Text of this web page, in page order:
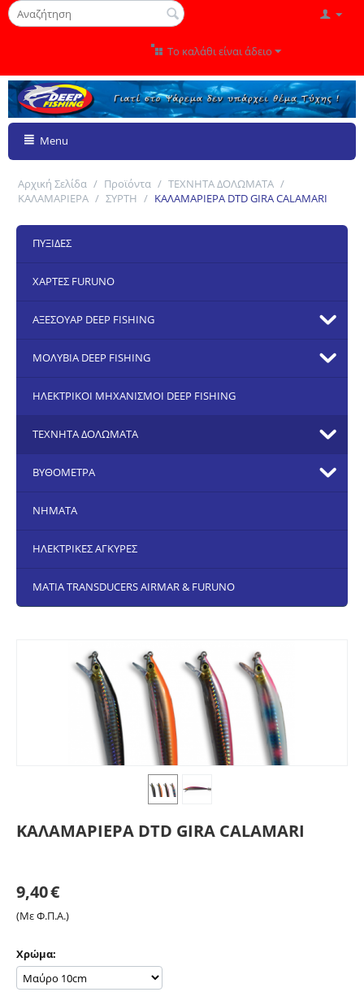
Το καλάθι είναι άδειο
Menu
Αρχική Σελίδα / Προϊόντα / ΤΕΧΝΗΤΑ ΔΟΛΩΜΑΤΑ /
ΚΑΛΑΜΑΡΙΕΡΑ / ΣΥΡΤΗ / ΚΑΛΑΜΑΡΙΕΡΑ DTD GIRA CALAMARI
ΠΥΞΙΔΕΣ
ΧΑΡΤΕΣ FURUNO
ΑΞΕΣΟΥΑΡ DEEP FISHING
ΜΟΛΥΒΙΑ DEEP FISHING
ΗΛΕΚΤΡΙΚΟΙ ΜΗΧΑΝΙΣΜΟΙ DEEP FISHING
ΤΕΧΝΗΤΑ ΔΟΛΩΜΑΤΑ
ΒΥΘΟΜΕΤΡΑ
ΝΗΜΑΤΑ
ΗΛΕΚΤΡΙΚΕΣ ΑΓΚΥΡΕΣ
ΜΑΤΙΑ TRANSDUCERS AIRMAR & FURUNO
ΚΑΛΑΜΑΡΙΕΡΑ DTD GIRA CALAMARI
9,40€
(Με Φ.Π.Α.)
Χρώμα: